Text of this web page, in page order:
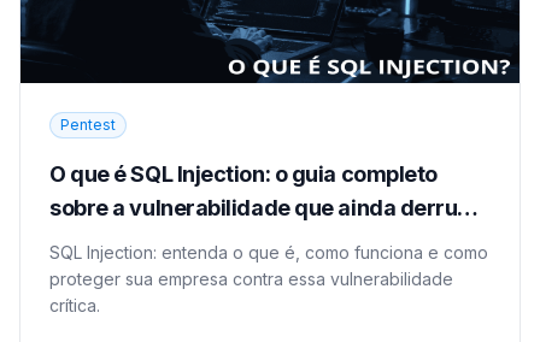
Pentest
O que é SQL Injection: o guia completo
sobre a vulnerabilidade que ainda derruba
empresas
SQL Injection: entenda o que é, como funciona e como
proteger sua empresa contra essa vulnerabilidade
crítica.